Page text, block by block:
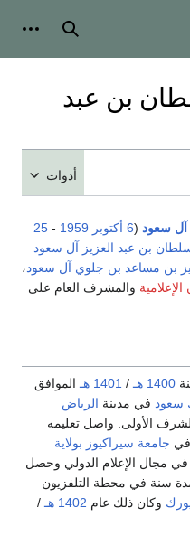
بحث
بن عبد
أدوات
(6 أكتوبر 1959
-
25
بن عبد العزيز آل سعود
مساعد بن جلوي آل سعود،
والمشرف العام على
هـ / 1401 هـ
الموافق
في مدينةالرياض
الأولى. واصل تعليمه
جامعة سيراكيوز بولاية
الإعلام الدولي وحصل
في محطة التلفزيون
وكان ذلك عام 1402 هـ
/